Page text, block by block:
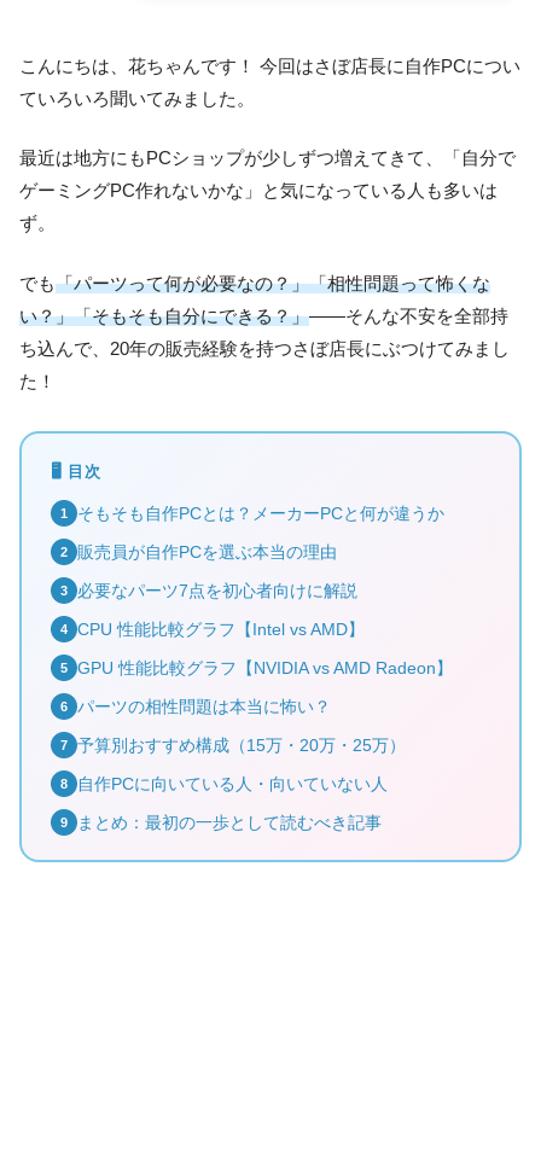
こんにちは、花ちゃんです！ 今回はさぼ店長に自作PCについ
ていろいろ聞いてみました。
最近は地方にもPCショップが少しずつ増えてきて、「自分で
ゲーミングPC作れないかな」と気になっている人も多いは
ず。
でも「パーツって何が必要なの？」「相性問題って怖くな
い？」「そもそも自分にできる？」——そんな不安を全部持
ち込んで、20年の販売経験を持つさぼ店長にぶつけてみまし
た！
🖥 目次
1 そもそも自作PCとは？メーカーPCと何が違うか
2 販売員が自作PCを選ぶ本当の理由
3 必要なパーツ7点を初心者向けに解説
4 CPU 性能比較グラフ【Intel vs AMD】
5 GPU 性能比較グラフ【NVIDIA vs AMD Radeon】
6 パーツの相性問題は本当に怖い？
7 予算別おすすめ構成（15万・20万・25万）
8 自作PCに向いている人・向いていない人
9 まとめ：最初の一歩として読むべき記事